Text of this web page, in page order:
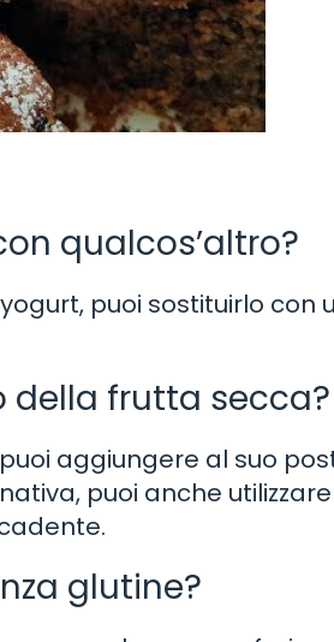
qualcos’altro?
puoi sostituirlo con
della frutta secca?
aggiungere al suo
puoi anche
glutine?